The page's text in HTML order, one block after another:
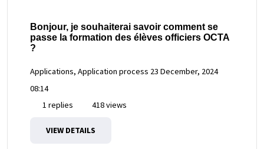
Bonjour, je souhaiterai savoir comment se
passe la formation des élèves officiers OCTA
?
Applications, Application process 23 December, 2024
08:14
1 replies
418 views
VIEW DETAILS